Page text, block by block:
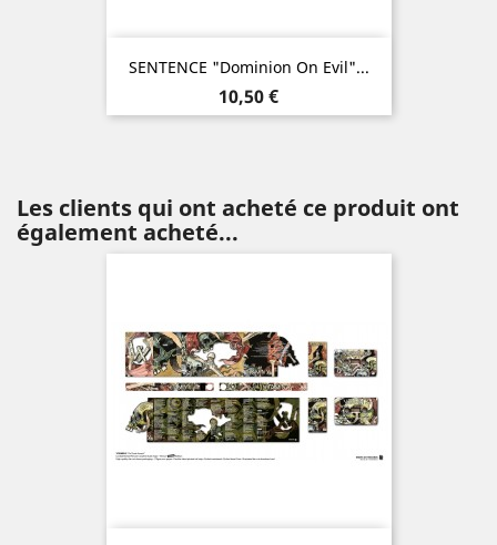
SENTENCE "Dominion On Evil"...
Prix
10,50 €
Les clients qui ont acheté ce produit ont
également acheté...